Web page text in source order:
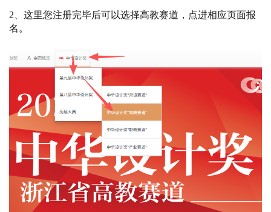
2、这里您注册完毕后可以选择高教赛道，点进相应页面报
名。